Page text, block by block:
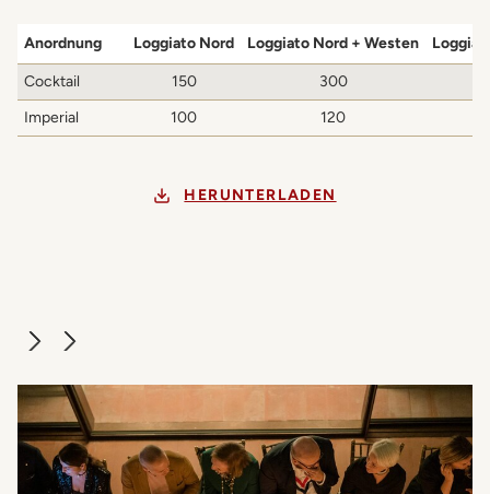
Anordnung Loggiato Nord Loggiato Nord + Westen
Cocktail 150
300
Imperial
100 120
HERUNTERLADEN